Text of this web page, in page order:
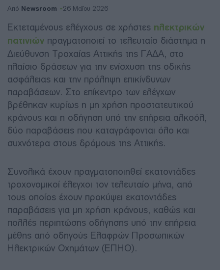
Από Newsroom 26 Μαΐου 2026
Εκτεταμένους ελέγχους σε χρήστες ηλεκτρικών
πατινιών πραγματοποιεί το τελευταίο διάστημα η
Διεύθυνση Τροχαίας Αττικής της ΓΑΔΑ, στο
πλαίσιο δράσεων για την ενίσχυση της οδικής
ασφάλειας και την πρόληψη επικίνδυνων
παραβάσεων. Στο επίκεντρο των ελέγχων
βρέθηκαν κυρίως η μη χρήση προστατευτικού
κράνους και η οδήγηση υπό την επήρεια αλκοόλ,
δύο παραβάσεις που καταγράφονται όλο και
συχνότερα στους δρόμους της Αττικής.
Συνολικά έχουν πραγματοποιηθεί εκατοντάδες
τροχονομικοί έλεγχοι τον τελευταίο μήνα, από
τους οποίος έχουν προκύψει εκατοντάδες
παραβάσεις για μη χρήση κράνους, καθώς και
πολλές περιπτώσης οδήγησης υπό την επήρεια
μέθης από οδηγούς Ελαφρών Προσωπικών
Ηλεκτρικών Οχημάτων (ΕΠΗΟ).